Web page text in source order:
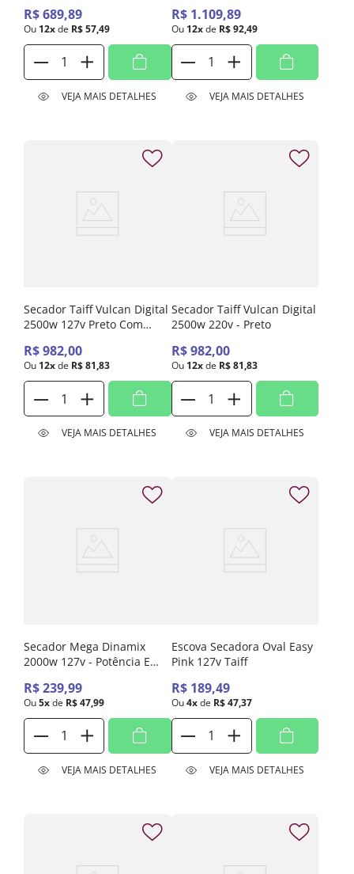
R$689,89
Ou 12xde R$57,49
VEJA MAIS DETALHES
Profissionais
R$ 1.109,89
Ou 12x de R$ 92,49
VEJA MAIS DETALHES
Secador Taiff Vulcan Digital
2500w 127v Preto Com
Profissionais
R$982,00
Ou 12xde R$81,83
VEJA MAIS DETALHES
Secador Taiff Vulcan Digital
2500w 220v - Preto
R$ 982,00
Ou 12x de R$ 81,83
VEJA MAIS DETALHES
Secador Mega Dinamix
2000w 127v - Potência E
Tipos De Cabelo.
R$239,99
Ou5xde R$47,99
VEJA MAIS DETALHES
Escova Secadora Oval Easy
Pink 127v Taiff
R$ 189,49
Ou 4x de R$ 47,37
VEJA MAIS DETALHES